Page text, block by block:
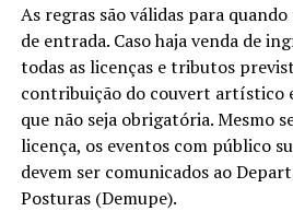
As regras são válidas para
de entrada. Caso haja venda de
todas as licenças e tributos
contribuição do couvert artístico
que não seja obrigatória. Mesmo
licença, os eventos com público
devem ser comunicados ao
Posturas (Demupe).